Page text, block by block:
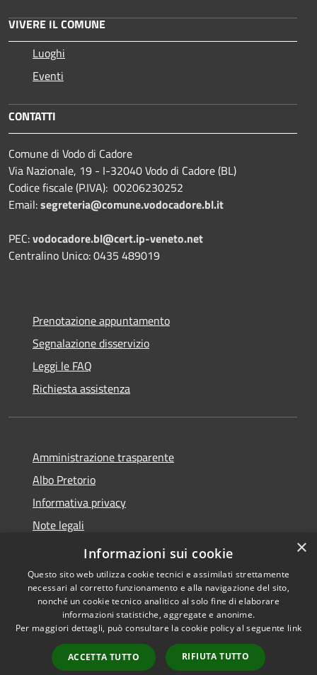
VIVERE IL COMUNE
Luoghi
Eventi
CONTATTI
Comune di Vodo di Cadore
Via Nazionale, 19 - I-32040 Vodo di Cadore (BL)
Codice fiscale (P.IVA): 00206230252
Email:segreteria@comune.vodocadore.bl.it
PEC:vodocadore.bl@cert.ip-veneto.net
Centralino Unico: 0435 489019
Prenotazione appuntamento
Segnalazione disservizio
Leggi le FAQ
Richiesta assistenza
Amministrazione trasparente
Albo Pretorio
Informativa privacy
Note legali
Dichiarazione di accessibilità
Accessibilità
Copyright © 2026 • Comune di
Vodo di Cadore • Powered by
Municipium•
Accesso
redazione
×
Informazioni sui cookie
Questo sito web utilizza cookie tecnici e assimilati strettamente
necessari al corretto funzionamento e alla navigazione del sito,
nonché un cookie tecnico analitico al solo fine di elaborare
informazioni statistiche, aggregate e anonime.
Per maggiori dettagli, può consultare la cookie policy al seguente link
ACCETTA TUTTO RIFIUTA TUTTO